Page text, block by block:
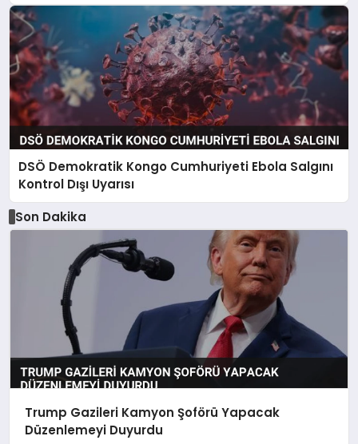
DSÖ Demokratik Kongo Cumhuriyeti Ebola Salgını
Kontrol Dışı Uyarısı
Son Dakika
Trump Gazileri Kamyon Şoförü Yapacak
Düzenlemeyi Duyurdu